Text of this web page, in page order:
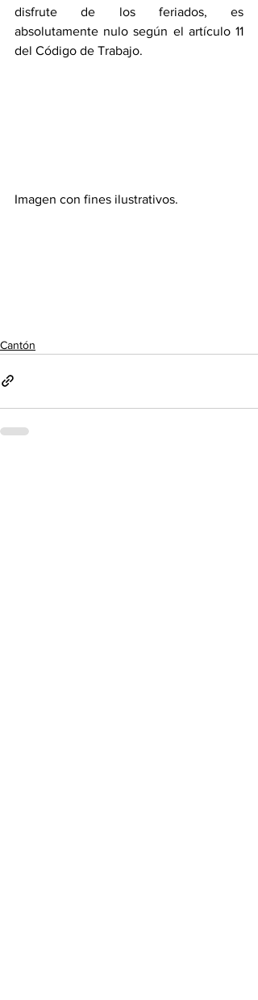
disfrute de los feriados, es
absolutamente nulo según el artículo 11
del Código de Trabajo.
Imagen con fines ilustrativos.
Cantón